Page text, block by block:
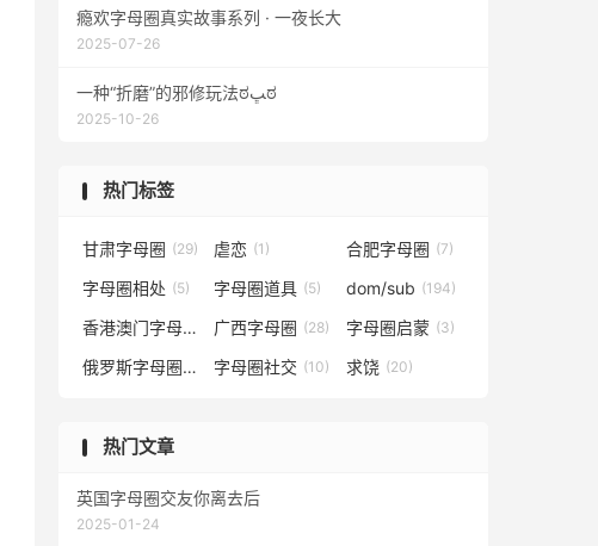
瘾欢字母圈真实故事系列 · 一夜长大
2025-07-26
一种“折磨”的邪修玩法ಠﭛಠ
2025-10-26
热门标签
甘肃字母圈 (29) 虐恋 (1) 合肥字母圈 (7)
字母圈相处 (5) 字母圈道具 (5) dom/sub (194)
香港澳门字母圈 (5)
广西字母圈 (28) 字母圈启蒙 (3)
俄罗斯字母圈(4) 字母圈社交 (10) 求饶 (20)
热门文章
英国字母圈交友你离去后
2025-01-24